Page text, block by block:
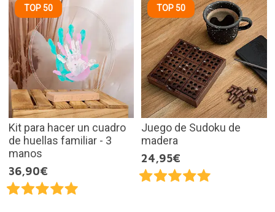
TOP 50
Kit para hacer un cuadro
de huellas familiar - 3
manos
36,90€
TOP 50
Juego de Sudoku de
madera
24,95€